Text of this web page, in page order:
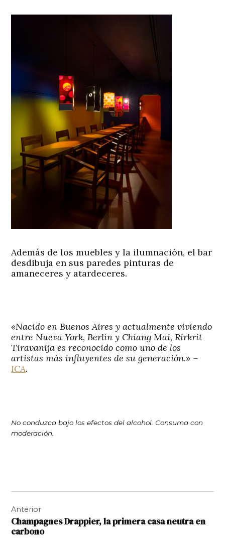
Además de los muebles y la ilumnación, el bar
desdibuja en sus paredes pinturas de
amaneceres y atardeceres.
«Nacido en Buenos Aires y actualmente viviendo
entre Nueva York, Berlín y Chiang Mai, Rirkrit
Tiravanija es reconocido como uno de los
artistas más influyentes de su generación.» –
ICA.
No conduzca bajo los efectos del alcohol. Consuma con
moderación.
de
entradas
Anterior
Champagnes Drappier, la primera casa neutra en
carbono